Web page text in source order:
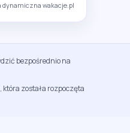
dynamiczna wakacje.pl
bezpośrednio na
została rozpoczęta